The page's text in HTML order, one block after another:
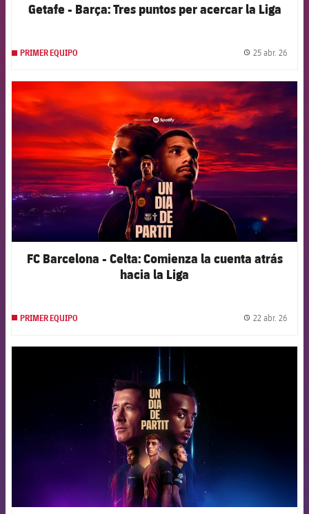
Getafe - Barça: Tres puntos per acercar la Liga
PRIMER EQUIPO 25 abr. 26
FCB Barcelona badge
FC Barcelona - Celta: Comienza la cuenta atrás
hacia la Liga
PRIMER EQUIPO 22 abr. 26
FCB Barcelona badge